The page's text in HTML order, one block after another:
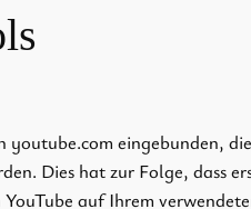
youtube.com eingebunden,
Dies hat zur Folge, dass
auf Ihrem